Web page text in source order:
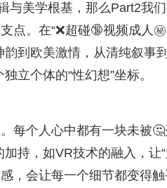
与美学根基，那么Part2我
点。在“❌超碰🔞视频成人
到欧美激情，从清纯叙事
立个体的“性幻想”坐标。
每个人心中都有一块未被
持，如VR技术的融入，让“
，会让每一个细节都变得触